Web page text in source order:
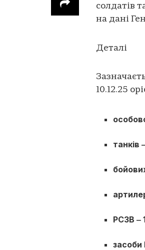
солдатів
на дані
Деталі
10.12.25
танків
РСЗВ ‒
засоби